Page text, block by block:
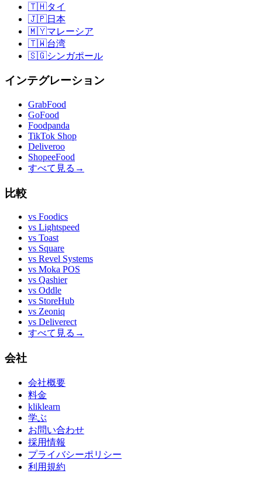
🇹🇭タイ
🇯🇵日本
🇲🇾マレーシア
🇹🇼台湾
🇸🇬シンガポール
インテグレーション
GrabFood
GoFood
Foodpanda
TikTok Shop
Deliveroo
ShopeeFood
すべて見る →
比較
vs Foodics
vs Lightspeed
vs Toast
vs Square
vs Revel Systems
vs Moka POS
vs Qashier
vs Oddle
vs StoreHub
vs Zeoniq
vs Deliverect
すべて見る →
会社
会社概要
料金
kliklearn
学ぶ
お問い合わせ
採用情報
プライバシーポリシー
利用規約